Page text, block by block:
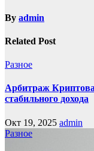
By admin
Related Post
Разное
Арбитраж
стабильного дохода
Окт 19, 2025 admin
Разное